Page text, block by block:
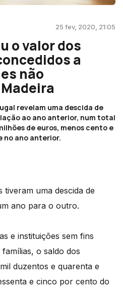
25 fev, 2020, 21:05
o valor dos
a
não
revelam uma descida de
ao ano anterior, num total
de euros, menos cento e
no ano anterior.
tiveram uma descida de
ano para o outro.
e instituições sem fins
o saldo dos
duzentos e quarenta e
e cinco por cento do